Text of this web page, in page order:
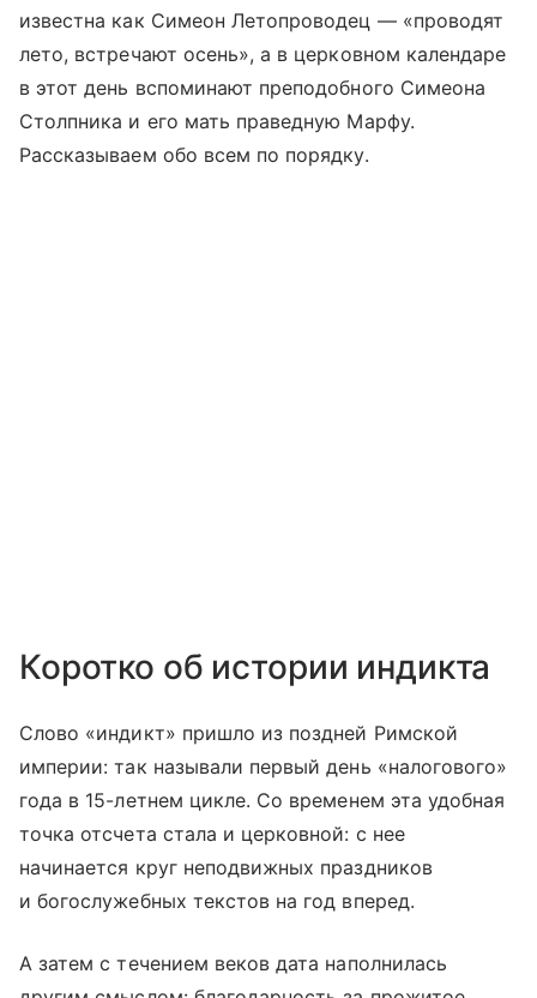
известна как Симеон Летопроводец — «проводят
лето, встречают осень», а в церковном календаре
в этот день вспоминают преподобного Симеона
Столпника и его мать праведную Марфу.
Рассказываем обо всем по порядку.
Коротко об истории индикта
Слово «индикт» пришло из поздней Римской
империи: так называли первый день «налогового»
года в 15-летнем цикле. Со временем эта удобная
точка отсчета стала и церковной: с нее
начинается круг неподвижных праздников
и богослужебных текстов на год вперед.
А затем с течением веков дата наполнилась